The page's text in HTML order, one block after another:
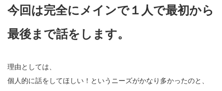
今回は完全にメインで１人で最初から
最後まで話をします。
理由としては、
個人的に話をしてほしい！というニーズがかなり多かったのと、